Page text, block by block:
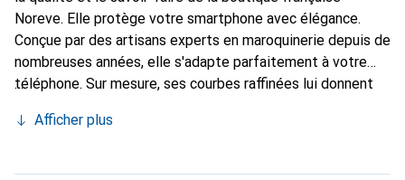
Noreve. Elle protège votre smartphone avec élégance.
Conçue par des artisans experts en maroquinerie depuis de
nombreuses années, elle s'adapte parfaitement à votre
téléphone. Sur mesure, ses courbes raffinées lui donnent
et indispensable de votre smartphone. Reconnaître
marque Noreve est un choix sûr pour une clientèle
Afficher plus